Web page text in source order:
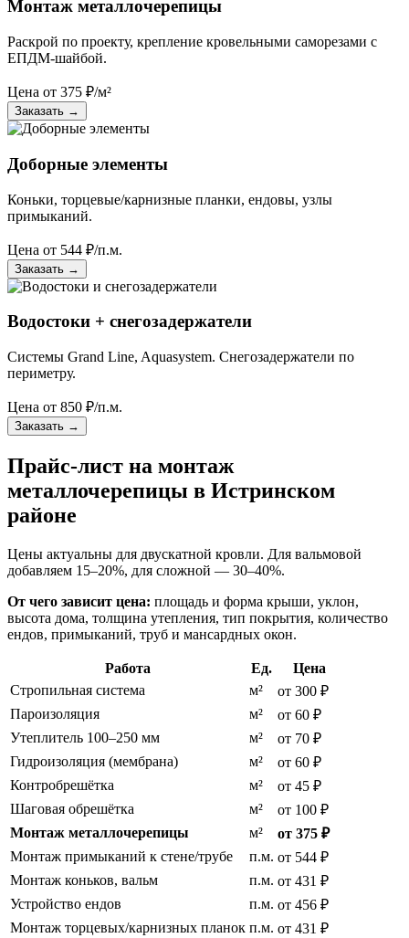
Монтаж металлочерепицы
Раскрой по проекту, крепление кровельными саморезами с
ЕПДМ-шайбой.
Цена от 375 ₽/м²
Заказать →
Доборные элементы
Коньки, торцевые/карнизные планки, ендовы, узлы
примыканий.
Цена от 544 ₽/п.м.
Заказать →
Водостоки + снегозадержатели
Системы Grand Line, Aquasystem. Снегозадержатели по
периметру.
Цена от 850 ₽/п.м.
Заказать →
Прайс-лист на монтаж
металлочерепицы в Истринском
районе
Цены актуальны для двускатной кровли. Для вальмовой
добавляем 15–20%, для сложной — 30–40%.
От чего зависит цена: площадь и форма крыши, уклон,
высота дома, толщина утепления, тип покрытия, количество
ендов, примыканий, труб и мансардных окон.
Работа Ед.
Цена
Стропильная система
м²
от 300 ₽
Пароизоляция
м²
от 60 ₽
Утеплитель 100–250 мм
м²
от 70 ₽
Гидроизоляция (мембрана)
м²
от 60 ₽
Контробрешётка
м²
от 45 ₽
Шаговая обрешётка
м²
от 100 ₽
Монтаж металлочерепицы
м²
от 375 ₽
Монтаж примыканий к стене/трубе
п.м. от 544 ₽
Монтаж коньков, вальм
п.м. от 431 ₽
Устройство ендов
п.м. от 456 ₽
Монтаж торцевых/карнизных планок п.м. от 431 ₽